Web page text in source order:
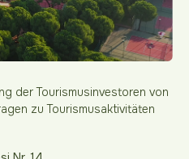
der Tourismusinvestoren von
zu Tourismusaktivitäten